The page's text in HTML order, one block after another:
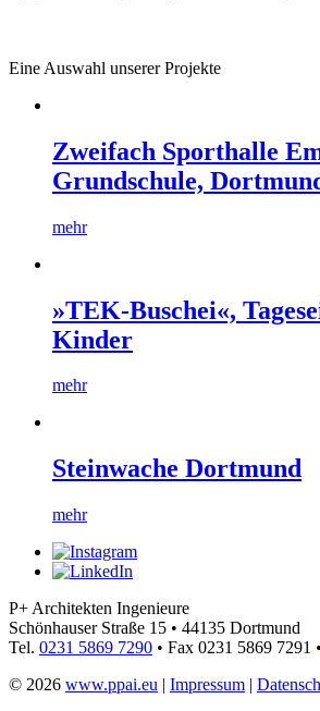
Eine Auswahl unserer Projekte
Zweifach Sporthalle
Grundschule,
mehr
»TEK-Buschei«,
Kinder
mehr
Steinwache Dortmund
mehr
P+ Architekten Ingenieure
Schönhauser Straße 15 • 44135 Dortmund
Tel. 0231 5869 7290 • Fax 0231 5869 7291 •
© 2026 www.ppai.eu | Impressum |